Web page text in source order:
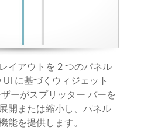
イアウトを 2 つのパネル
に基づくウィジェット
ーがスプリッター バーを
開または縮小し、パネル
能を提供します。